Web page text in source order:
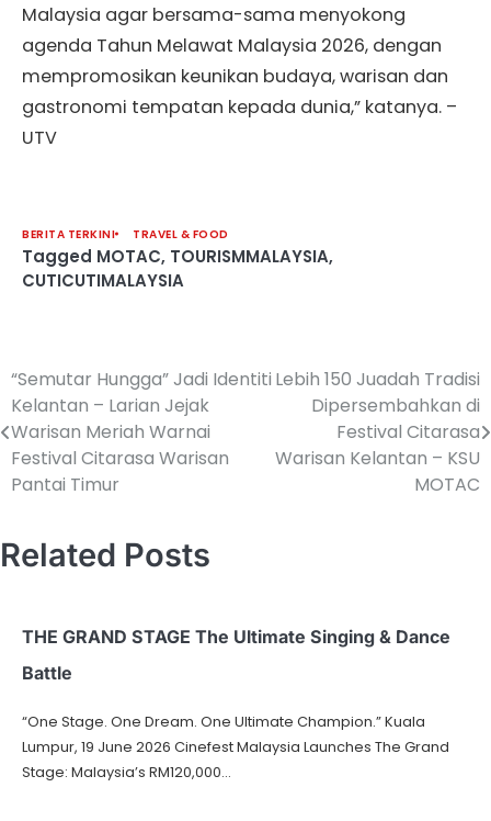
Malaysia agar bersama-sama menyokong
agenda Tahun Melawat Malaysia 2026, dengan
mempromosikan keunikan budaya, warisan dan
gastronomi tempatan kepada dunia,” katanya. –
UTV
BERITA TERKINI TRAVEL & FOOD
Tagged MOTAC, TOURISMMALAYSIA,
CUTICUTIMALAYSIA
“Semutar Hungga” Jadi Identiti
Kelantan – Larian Jejak
Warisan Meriah Warnai
Festival Citarasa Warisan
Pantai Timur
Lebih 150 Juadah Tradisi
Dipersembahkan di
Festival Citarasa
Warisan Kelantan – KSU
MOTAC
Related Posts
THE GRAND STAGE The Ultimate Singing & Dance
Battle
“One Stage. One Dream. One Ultimate Champion.” Kuala
Lumpur, 19 June 2026 Cinefest Malaysia Launches The Grand
Stage: Malaysia’s RM120,000…